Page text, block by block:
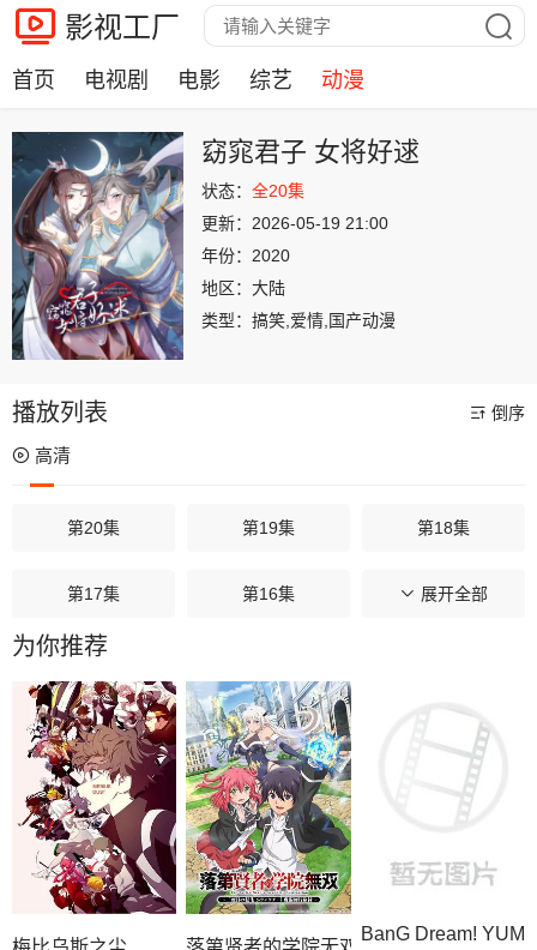
影视工厂
首页 电视剧 电影 综艺 动漫
窈窕君子 女将好逑
状态： 全20集
更新： 2026-05-19 21:00
年份： 2020
地区： 大陆
类型： 搞笑,爱情,国产动漫
播放列表 倒序
高清
第20集 第19集 第18集
第17集 第16集 第15集
第14集
第11集 第10集
第08集 第07集 第06集
第05集 第04集 第03集
展开全部
为你推荐
BanG Dream!